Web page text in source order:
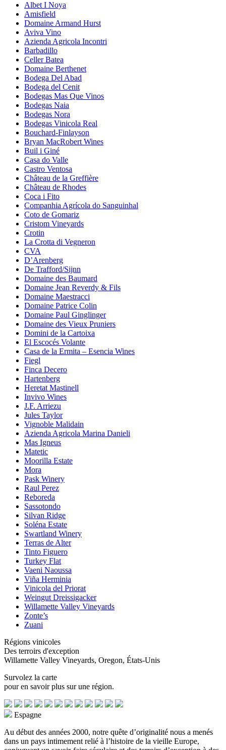
Albet I Noya
Amisfield
Domaine Armand Hurst
Aviva Vino
Azienda Agricola Incontri
Barbadillo
Celler Batea
Domaine Berthenet
Bodega Del Abad
Bodega del Cenit
Bodegas Mas Que Vinos
Bodegas Naia
Bodegas Nora
Bodegas Vinicola Real
Bouchard-Finlayson
Bryan MacRobert Wines
Buil i Giné
Casa do Valle
Castro Ventosa
Château de la Greffière
Château de Rhodes
Coca i Fito
Companhia Agrícola do Sanguinhal
Coto de Gomariz
Cristom Vineyards
Crotin
La Crotta di Vegneron
CVA
D’Arenberg
De Trafford/Sijnn
Domaine des Baumard
Domaine Jean Reverdy & Fils
Domaine Maestracci
Domaine Patrice Colin
Domaine Paul Ginglinger
Domaine des Vieux Pruniers
Domini de la Cartoixa
El Escocés Volante
Casa de la Ermita – Esencia Wines
Fiegl
Finca Decero
Hartenberg
Heretat Mastinell
Invivo Wines
J.F. Arriezu
Jules Taylor
Vignoble Malidain
Azienda Agricola Marina Danieli
Mas Igneus
Matetic
Moorilla Estate
Mora
Pask Winery
Raul Perez
Reboreda
Sassotondo
Silvan Ridge
Soléna Estate
Swartland Winery
Terras de Alter
Tinto Figuero
Turkey Flat
Vaeni Naoussa
Viña Herminia
Vinicola del Priorat
Weingut Dreissigacker
Willamette Valley Vineyards
Zonte’s
Zuani
Régions vinicoles
Des terroirs d'exception
Willamette Valley Vineyards, Oregon, États-Unis
Survolez la carte
pour en savoir plus sur une région.
Espagne
Au début des années 2000, notre quête d’originalité nous a menés
dans un pays intimement relié à l’histoire de la vieille Europe,